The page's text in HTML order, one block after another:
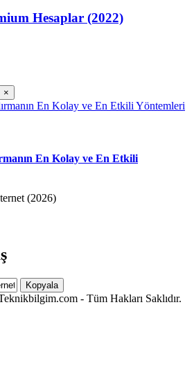
Hesaplar (2022)
×
En Kolay ve En Etkili
(2026)
Kopyala
- Tüm Hakları Saklıdır.